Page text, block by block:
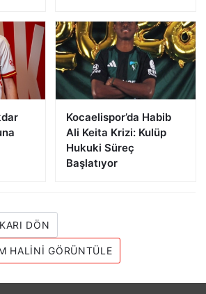
Kocaelispor’da Habib
Ali Keita Krizi: Kulüp
Hukuki Süreç
Başlatıyor
DÖN
HALINI GÖRÜNTÜLE